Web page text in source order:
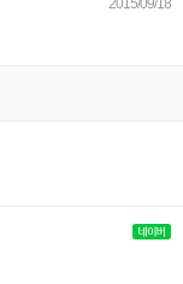
2015/09/18